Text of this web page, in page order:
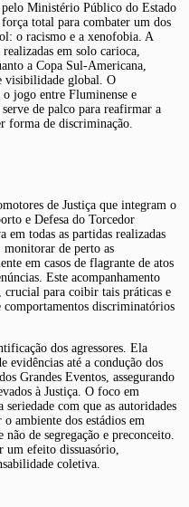
Ministério Público do Estado
total para combater um dos
o racismo e a xenofobia. A
em solo carioca,
a Copa Sul-Americana,
visibilidade global. O
jogo entre Fluminense e
de palco para reafirmar a
forma de discriminação.
de Justiça que integram o
e Defesa do Torcedor
em todas as partidas realizadas
monitorar de perto as
em casos de flagrante de atos
Este acompanhamento
para coibir tais práticas e
comportamentos discriminatórios
dos agressores. Ela
evidências até a condução dos
Grandes Eventos, assegurando
à Justiça. O foco em
com que as autoridades
ambiente dos estádios em
não de segregação e preconceito.
um efeito dissuasório,
coletiva.